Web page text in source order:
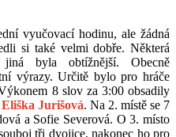
vyučovací hodinu, ale žádná
si také velmi dobře. Některá
byla obtížnější. Obecně
výrazy. Určitě bylo pro hráče
8 slov za 3:00 obsadily
Jurišová. Na 2. místě se 7
a Sofie Severová. O 3. místo
tři dvojice, nakonec ho pro